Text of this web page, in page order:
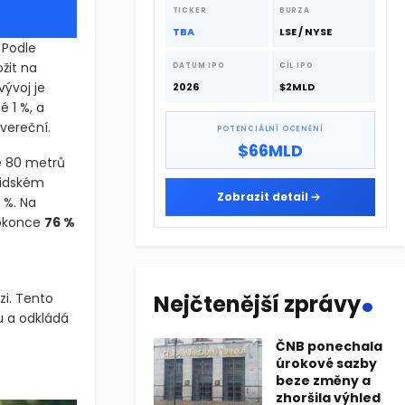
na
je
%, a
80 metrů
Na
76 %
Tento
a odkládá
aktuální studie platforem InfoJobs a Fotocasa musí
dodavatelskému řetězci.
TICKER
TBA
BURZA
LSE / NYSE
DATUM IPO
2026
CÍL IPO
$2MLD
POTENCIÁLNÍ OCENĚNÍ
$66MLD
Zobrazit detail
Nejčtenější zprávy.
ČNB ponechala
úrokové sazby
beze změny a
zhoršila výhled